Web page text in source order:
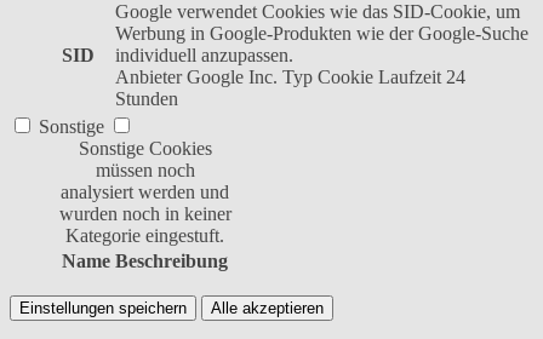
SID
Google verwendet Cookies wie das SID-Cookie, um
Werbung in Google-Produkten wie der Google-Suche
individuell anzupassen.
Anbieter Google Inc. Typ Cookie Laufzeit 24
Stunden
Sonstige
Sonstige Cookies
müssen noch
analysiert werden und
wurden noch in keiner
Kategorie eingestuft.
Name Beschreibung
Einstellungen speichern Alle akzeptieren